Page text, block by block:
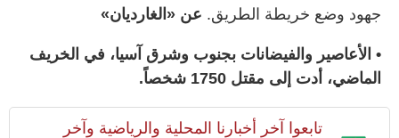
جهود وضع خريطة الطريق. عن «الغارديان»
• الأعاصير والفيضانات بجنوب وشرق آسيا، في الخريف
الماضي، أدت إلى مقتل 1750 شخصاً.
تابعوا آخر أخبارنا المحلية والرياضية وآخر